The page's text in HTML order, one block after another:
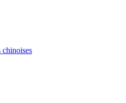
chinoises